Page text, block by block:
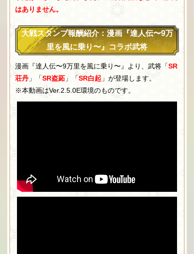
はありません。
大戦スタンプ報酬紹介：漫画『達人伝〜9万
里を風に乗り〜』コラボ武将
漫画『達人伝〜9万里を風に乗り〜』より、武将「SR
荘丹 」「SR盗跖」「SR白起 」が登場します。
※本動画はVer.2.5.0E環境のものです。